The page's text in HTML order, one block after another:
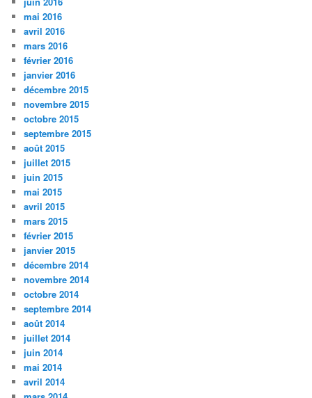
mai 2016
avril 2016
mars 2016
février 2016
janvier 2016
décembre 2015
novembre 2015
octobre 2015
septembre 2015
août 2015
juillet 2015
juin 2015
mai 2015
avril 2015
mars 2015
février 2015
janvier 2015
décembre 2014
novembre 2014
octobre 2014
septembre 2014
août 2014
juillet 2014
juin 2014
mai 2014
avril 2014